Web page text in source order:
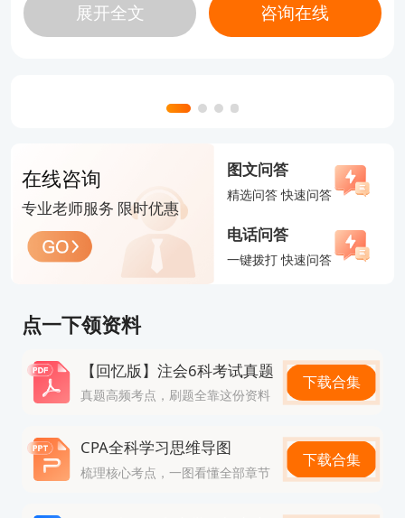
资料珍贵，接下来再给大家展示下部分：
Part1：浓缩精华，复习更有重点！
浓缩考点精华，囊括重点必背章节。
对于需要重点注意的考点、和考点关键词，分别采用
展开全文 咨询在线
在线咨询
专业老师服务 限时优惠
图文问答
精选问答 快速问答
电话问答
一键拨打 快速问答
点一下领资料
【回忆版】注会6科考试真题
真题高频考点，刷题全靠这份资料
下载合集
CPA全科学习思维导图
梳理核心考点，一图看懂全部章节
下载合集